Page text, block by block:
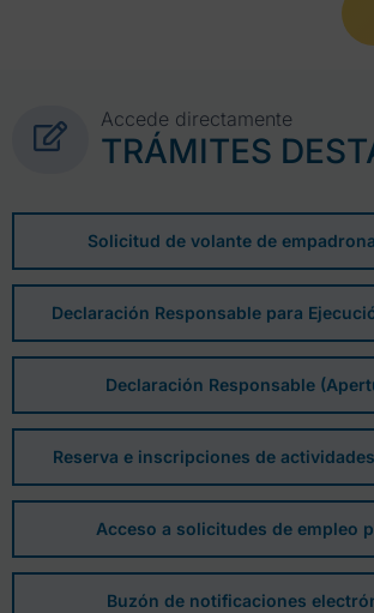
Accede directamente
TRÁMITES
Solicitud de volante de
Declaración Responsable para
Declaración Responsable
Reserva e inscripciones de
Acceso a solicitudes de empleo
Buzón de notificaciones